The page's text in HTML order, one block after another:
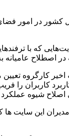
کشور در امور
که با
در اصطلاح
تعیین
کاربران را
شیوه عملکرد
این سایت ها